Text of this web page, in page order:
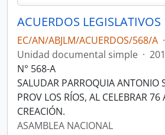
ACUERDOS LEGISLATIVOS
EC/AN/ABJLM/ACUERDOS/568/A ·
Unidad documental simple ·
N° 568-A
SALUDAR PARROQUIA ANTONIO
PROV LOS RÍOS, AL CELEBRAR 76
CREACIÓN.
ASAMBLEA NACIONAL